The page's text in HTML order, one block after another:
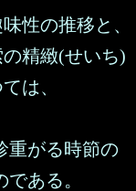
性の推移と、
精緻(せいち)
は、
重がる時節の
ある。